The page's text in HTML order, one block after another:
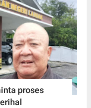
proses